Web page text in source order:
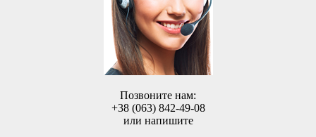
Позвоните нам:
+38 (063) 842-49-08
или напишите